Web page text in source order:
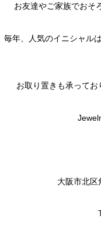
お友達やご家族でおそ
毎年、人気のイニシャル
お取り置きも承って
大阪市北区